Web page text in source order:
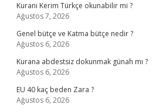
Kuranı Kerim Türkçe okunabilir mi ?
Ağustos 7, 2026
Genel bütçe ve Katma bütçe nedir ?
Ağustos 6, 2026
Kurana abdestsiz dokunmak günah mı ?
Ağustos 6, 2026
EU 40 kaç beden Zara ?
Ağustos 6, 2026